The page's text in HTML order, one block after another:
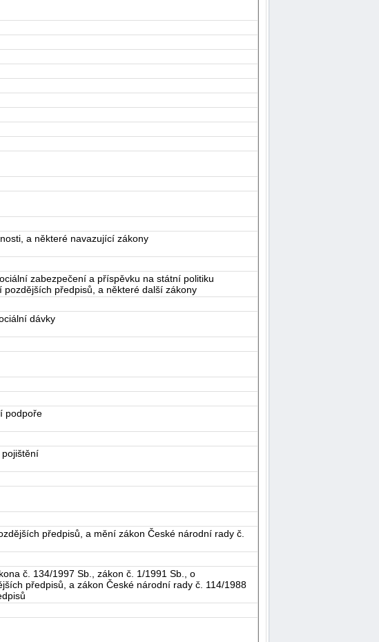
a některé navazující zákony
zabezpečení a příspěvku na státní politiku
předpisů, a některé další zákony
dávky
podpoře
předpisů, a mění zákon České národní rady č.
č. 134/1997 Sb., zákon č. 1/1991 Sb., o
předpisů, a zákon České národní rady č. 114/1988